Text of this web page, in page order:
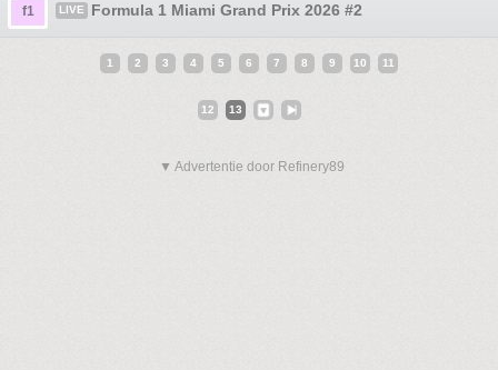
f1 LIVE Formula 1 Miami Grand Prix 2026 #2
1 2 3 4 5 6 7 8 9 10 11
12 13
▼ Advertentie door Refinery89